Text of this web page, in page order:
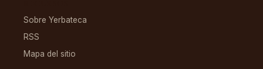
Sobre Yerbateca
RSS
Mapa del sitio